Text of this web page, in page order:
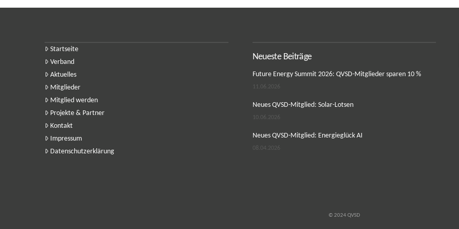
Startseite
Verband
Aktuelles
Mitglieder
Mitglied werden
Projekte & Partner
Kontakt
Impressum
Datenschutzerklärung
Neueste Beiträge
Future Energy Summit 2026: QVSD-Mitglieder sparen 10 %
11.06.2026
Neues QVSD-Mitglied: Solar-Lotsen
10.06.2026
Neues QVSD-Mitglied: Energieglück AI
08.04.2026
© 2024 QVSD